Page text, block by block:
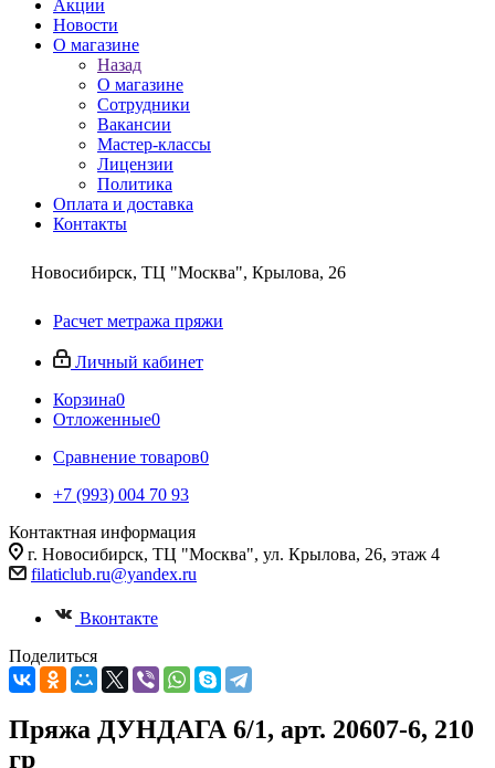
Акции
Новости
О магазине
Назад
О магазине
Сотрудники
Вакансии
Мастер-классы
Лицензии
Политика
Оплата и доставка
Контакты
Новосибирск, ТЦ "Москва", Крылова, 26
Расчет метража пряжи
Личный кабинет
Корзина0
Отложенные0
Сравнение товаров0
+7 (993) 004 70 93
Контактная информация
г. Новосибирск, ТЦ "Москва", ул. Крылова, 26, этаж 4
filaticlub.ru@yandex.ru
Вконтакте
Поделиться
Пряжа ДУНДАГА 6/1, арт. 20607-6, 210
гр